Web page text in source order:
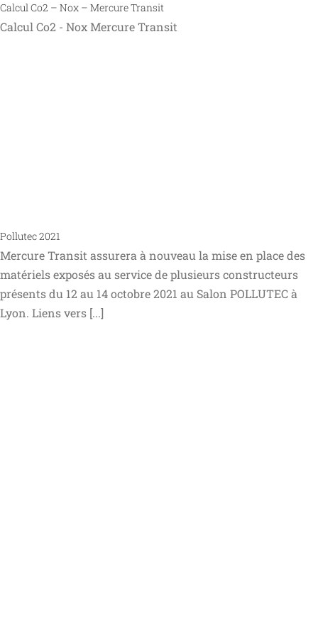
Calcul Co2 – Nox – Mercure Transit
Calcul Co2 - Nox Mercure Transit
Pollutec 2021
Mercure Transit assurera à nouveau la mise en place des
matériels exposés au service de plusieurs constructeurs
présents du 12 au 14 octobre 2021 au Salon POLLUTEC à
Lyon. Liens vers [...]